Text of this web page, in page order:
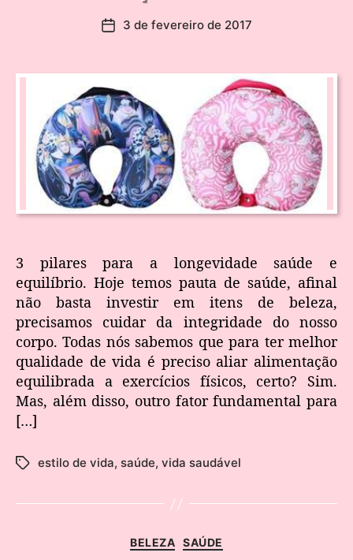
3 de fevereiro de 2017
3 pilares para a longevidade saúde e
equilíbrio. Hoje temos pauta de saúde, afinal
não basta investir em itens de beleza,
precisamos cuidar da integridade do nosso
corpo. Todas nós sabemos que para ter melhor
qualidade de vida é preciso aliar alimentação
equilibrada a exercícios físicos, certo? Sim.
Mas, além disso, outro fator fundamental para
[…]
estilo de vida, saúde, vida saudável
BELEZA SAÚDE